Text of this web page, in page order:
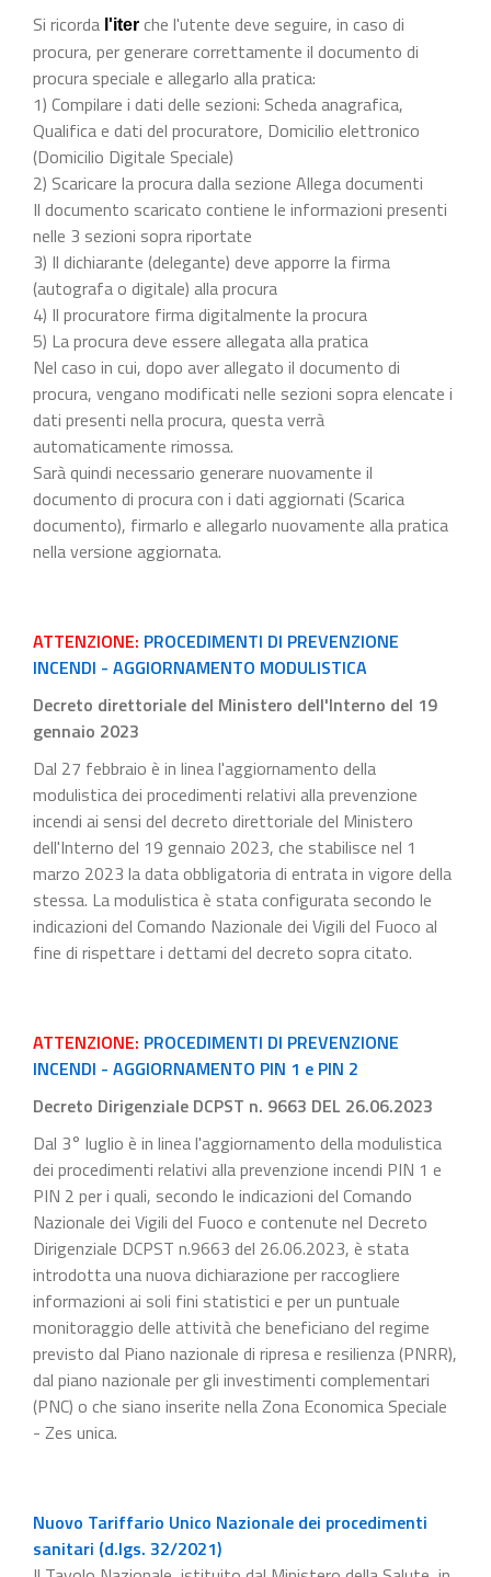
Si ricorda l'iter che l'utente deve seguire, in caso di
procura, per generare correttamente il documento di
procura speciale e allegarlo alla pratica:
1) Compilare i dati delle sezioni: Scheda anagrafica,
Qualifica e dati del procuratore, Domicilio elettronico
(Domicilio Digitale Speciale)
2) Scaricare la procura dalla sezione Allega documenti
Il documento scaricato contiene le informazioni presenti
nelle 3 sezioni sopra riportate
3) Il dichiarante (delegante) deve apporre la firma
(autografa o digitale) alla procura
4) Il procuratore firma digitalmente la procura
5) La procura deve essere allegata alla pratica
Nel caso in cui, dopo aver allegato il documento di
procura, vengano modificati nelle sezioni sopra elencate i
dati presenti nella procura, questa verrà
automaticamente rimossa.
Sarà quindi necessario generare nuovamente il
documento di procura con i dati aggiornati (Scarica
documento), firmarlo e allegarlo nuovamente alla pratica
nella versione aggiornata.
ATTENZIONE: PROCEDIMENTI DI PREVENZIONE
INCENDI - AGGIORNAMENTO MODULISTICA
Decreto direttoriale del Ministero dell'Interno del 19
gennaio 2023
Dal 27 febbraio è in linea l'aggiornamento della
modulistica dei procedimenti relativi alla prevenzione
incendi ai sensi del decreto direttoriale del Ministero
dell'Interno del 19 gennaio 2023, che stabilisce nel 1
marzo 2023 la data obbligatoria di entrata in vigore della
stessa. La modulistica è stata configurata secondo le
indicazioni del Comando Nazionale dei Vigili del Fuoco al
fine di rispettare i dettami del decreto sopra citato.
ATTENZIONE: PROCEDIMENTI DI PREVENZIONE
INCENDI - AGGIORNAMENTO PIN 1 e PIN 2
Decreto Dirigenziale DCPST n. 9663 DEL 26.06.2023
Dal 3° luglio è in linea l'aggiornamento della modulistica
dei procedimenti relativi alla prevenzione incendi PIN 1 e
PIN 2 per i quali, secondo le indicazioni del Comando
Nazionale dei Vigili del Fuoco e contenute nel Decreto
Dirigenziale DCPST n.9663 del 26.06.2023, è stata
introdotta una nuova dichiarazione per raccogliere
informazioni ai soli fini statistici e per un puntuale
monitoraggio delle attività che beneficiano del regime
previsto dal Piano nazionale di ripresa e resilienza (PNRR),
dal piano nazionale per gli investimenti complementari
(PNC) o che siano inserite nella Zona Economica Speciale
- Zes unica.
Nuovo Tariffario Unico Nazionale dei procedimenti
sanitari (d.lgs. 32/2021)